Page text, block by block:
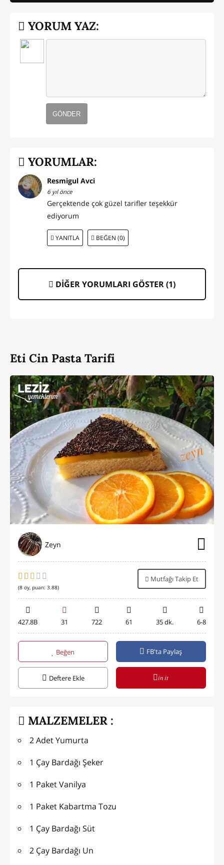
YORUM YAZ:
GÖNDER
YORUMLAR:
Resmigul Avci
6 yıl önce
Gerçektende çok güzel tarifler teşekkür
ediyorum
YANITLA BEĞEN (0)
DİĞER YORUMLARI GÖSTER (1)
Eti Cin Pasta Tarifi
Zeyn
(8 oy, puan: 3.88)
Mutfağı Takip Et
427.8B 31 722 61 35 dk. 6-8
Beğen FB'ta Paylaş
Deftere Ekle in it
MALZEMELER :
2 Adet Yumurta
1 Çay Bardağı Şeker
1 Paket Vanilya
1 Paket Kabartma Tozu
1 Çay Bardağı Süt
2 Çay Bardağı Un